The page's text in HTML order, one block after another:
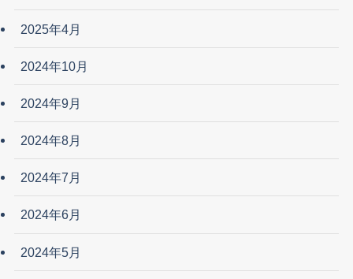
2025年4月
2024年10月
2024年9月
2024年8月
2024年7月
2024年6月
2024年5月